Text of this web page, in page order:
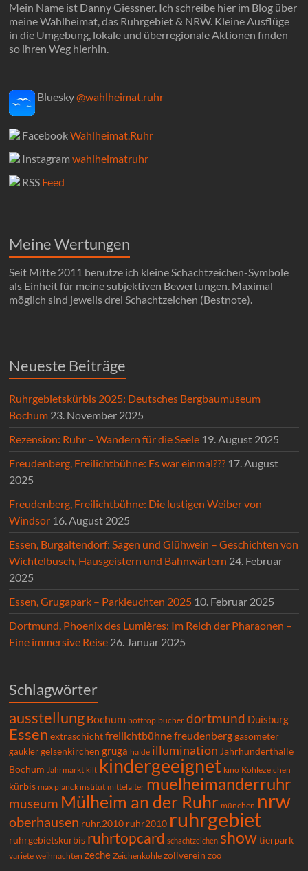
Mein Name ist Danny Giessner. Ich schreibe hier im Blog über
meine Wahlheimat, das Ruhrgebiet & NRW. Kleine Ausflüge
in die Umgebung, lokale und überregionale Aktionen finden
so ihren Weg hierhin.
Bluesky@wahlheimat.ruhr
FacebookWahlheimat.Ruhr
Instagramwahlheimatruhr
RSS Feed
Meine Wertungen
Seit Mitte 2011 benutze ich kleine Schachtzeichen-Symbole
als Einheit für meine subjektiven Bewertungen. Maximal
möglich sind jeweils drei Schachtzeichen (Bestnote).
Neueste Beiträge
Ruhrgebietskürbis 2025: Deutsches Bergbaumuseum
Bochum 23. November 2025
Rezension: Ruhr – Wandern für die Seele 19. August 2025
Freudenberg, Freilichtbühne: Es war einmal??? 17. August
2025
Freudenberg, Freilichtbühne: Die lustigen Weiber von
Windsor 16. August 2025
Essen, Burgaltendorf: Sagen und Glühwein – Geschichten von
Wichtelbusch, Hausgeistern und Bahnwärtern 24. Februar
2025
Essen, Grugapark – Parkleuchten 2025 10. Februar 2025
Dortmund, Phoenix des Lumières: Im Reich der Pharaonen –
Eine immersive Reise 26. Januar 2025
Schlagwörter
ausstellung Bochum bottrop bücher dortmund Duisburg
Essen extraschicht freilichtbühnefreudenberg gasometer
gaukler gelsenkirchen gruga halde illumination Jahrhunderthalle
Bochum Jahrmarkt kilt kindergeeignet kino Kohlezeichen
kürbis max planck institut mittelalter muelheimanderruhr
museum Mülheim an der Ruhr münchen nrw
oberhausen ruhr.2010 ruhr2010 ruhrgebiet
ruhrgebietskürbis ruhrtopcard schachtzeichen show tierpark
variete weihnachten zeche Zeichenkohle zollverein zoo